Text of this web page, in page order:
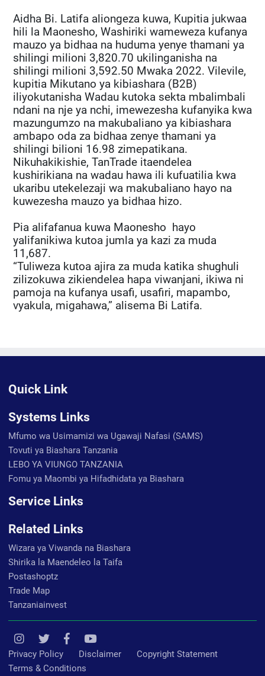
Aidha Bi. Latifa aliongeza kuwa, Kupitia jukwaa
hili la Maonesho, Washiriki wameweza kufanya
mauzo ya bidhaa na huduma yenye thamani ya
shilingi milioni 3,820.70 ukilinganisha na
shilingi milioni 3,592.50 Mwaka 2022. Vilevile,
kupitia Mikutano ya kibiashara (B2B)
iliyokutanisha Wadau kutoka sekta mbalimbali
ndani na nje ya nchi, imewezesha kufanyika kwa
mazungumzo na makubaliano ya kibiashara
ambapo oda za bidhaa zenye thamani ya
shilingi bilioni 16.98 zimepatikana.
Nikuhakikishie, TanTrade itaendelea
kushirikiana na wadau hawa ili kufuatilia kwa
ukaribu utekelezaji wa makubaliano hayo na
kuwezesha mauzo ya bidhaa hizo.
Pia alifafanua kuwa Maonesho hayo
yalifanikiwa kutoa jumla ya kazi za muda
11,687.
“Tuliweza kutoa ajira za muda katika shughuli
zilizokuwa zikiendelea hapa viwanjani, ikiwa ni
pamoja na kufanya usafi, usafiri, mapambo,
vyakula, migahawa,” alisema Bi Latifa.
Quick Link
Systems Links
Mfumo wa Usimamizi wa Ugawaji Nafasi (SAMS)
Tovuti ya Biashara Tanzania
LEBO YA VIUNGO TANZANIA
Fomu ya Maombi ya Hifadhidata ya Biashara
Service Links
Related Links
Wizara ya Viwanda na Biashara
Shirika la Maendeleo la Taifa
Postashoptz
Trade Map
Tanzaniainvest
Privacy Policy Disclaimer
Copyright Statement
Terms & Conditions